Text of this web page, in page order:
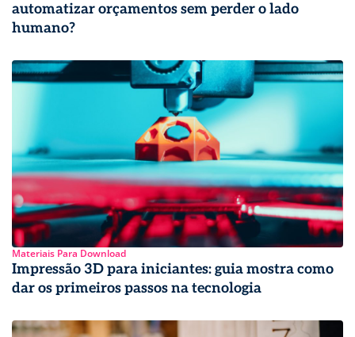
automatizar orçamentos sem perder o lado
humano?
Materiais Para Download
Impressão 3D para iniciantes: guia mostra como
dar os primeiros passos na tecnologia